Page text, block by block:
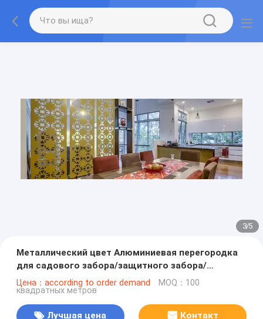
3/5
Металлический цвет Алюминиевая перегородка
для садового забора/защитного забора/
металлического забора
Цена：according to order demand MOQ：100
квадратных метров
Лучшая цена Контакт